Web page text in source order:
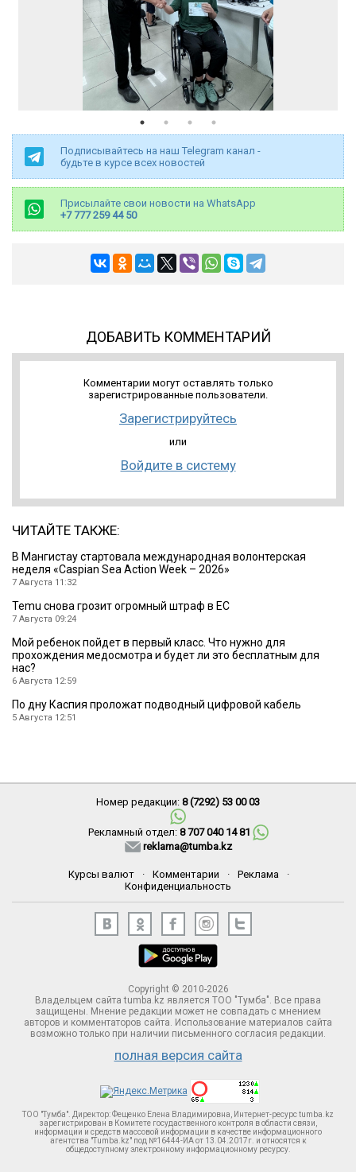
Подписывайтесь на наш Telegram канал -
будьте в курсе всех новостей
Присылайте свои новости на WhatsApp
+7 777 259 44 50
ДОБАВИТЬ КОММЕНТАРИЙ
Комментарии могут оставлять только
зарегистрированные пользователи.
Зарегистрируйтесь
или
Войдите в систему
ЧИТАЙТЕ ТАКЖЕ:
B Мангистау стартовала международная волонтерская
неделя «Caspian Sea Action Week – 2026»
7 Августа 11:32
Temu снова грозит огромный штраф в ЕС
7 Августа 09:24
Мой ребенок пойдет в первый класс. Что нужно для
прохождения медосмотра и будет ли это бесплатным для
нас?
6 Августа 12:59
По дну Каспия проложат подводный цифровой кабель
5 Августа 12:51
Номер редакции: 8 (7292) 53 00 03
Рекламный отдел: 8 707 040 14 81
reklama@tumba.kz
Курсы валют · Комментарии · Реклама
·
Конфиденциальность
Copyright © 2010-2026
Владельцем сайта tumba.kz является ТОО "Тумба". Все права
защищены. Мнение редакции может не совпадать с мнением
авторов и комментаторов сайта. Использование материалов сайта
возможно только при наличии письменного согласия редакции.
полная версия сайта
ТОО "Тумба". Директор: Фещенко Елена Владимировна, Интернет-ресурс tumba.kz
зарегистрирован в Комитете госудаственного контроля в области связи,
информации и средств массовой информации в качестве информационного
агентства "Tumba.kz" под №16444-ИА от 13.04.2017г. и относятся к
общедоступному электронному информационному ресурсу.